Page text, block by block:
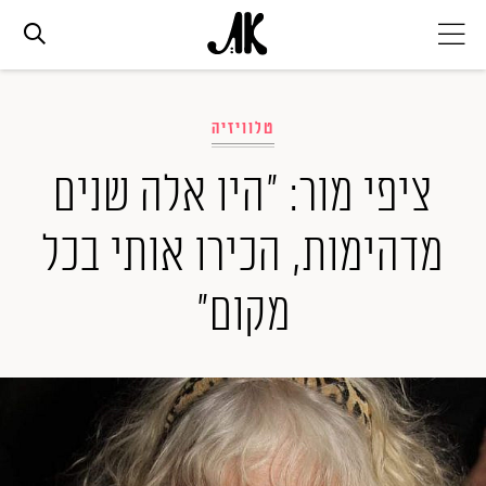
אופנה
ביוטי
סלבס
ערוצים נוספים
המגזין
טלוויזיה
ציפי מור: "היו אלה שנים
מדהימות, הכירו אותי בכל
מקום"